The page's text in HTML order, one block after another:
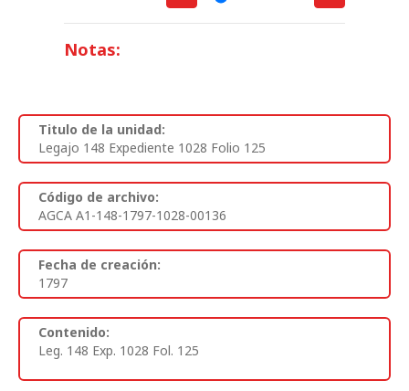
Notas:
Titulo de la unidad:
Legajo 148 Expediente 1028 Folio 125
Código de archivo:
AGCA A1-148-1797-1028-00136
Fecha de creación:
1797
Contenido:
Leg. 148 Exp. 1028 Fol. 125